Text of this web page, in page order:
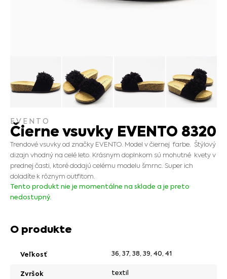
EVENTO
Čierne vsuvky EVENTO 8320
Trendové vsuvky od značky EVENTO. Model v čiernej farbe. Štýlový
dizajn vhodný na celé leto. Krásnym doplnkom sú mohutné kvety v
prednej časti, ktoré dodajú celému modelu šmrnc. Super ich
doladíte k rôznym outfitom.
Tento produkt nie je momentálne na sklade a je preto
nedostupný.
O produkte
Veľkosť 36, 37, 38, 39, 40, 41
Zvršok textil